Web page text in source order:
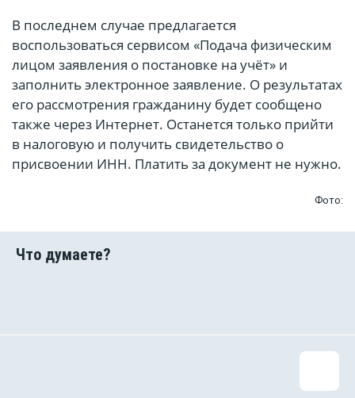
В последнем случае предлагается
воспользоваться сервисом «Подача физическим
лицом заявления о постановке на учёт» и
заполнить электронное заявление. О результатах
его рассмотрения гражданину будет сообщено
также через Интернет. Останется только прийти
в налоговую и получить свидетельство о
присвоении ИНН. Платить за документ не нужно.
Фото: